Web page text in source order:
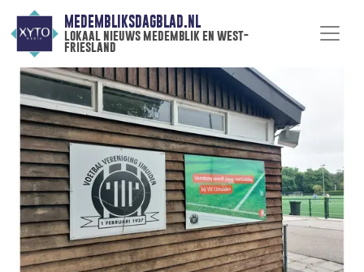
MEDEMBLIKSDAGBLAD.NL
lokaal nieuws medemblik en west-
friesland